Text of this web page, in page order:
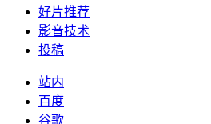
好片推荐
影音技术
投稿
站内
百度
谷歌